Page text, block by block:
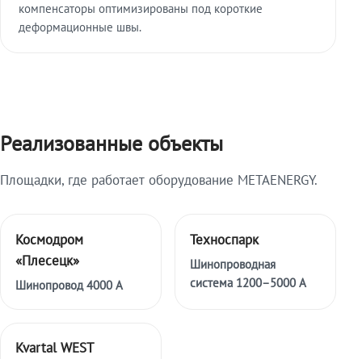
компенсаторы оптимизированы под короткие
деформационные швы.
Реализованные объекты
Площадки, где работает оборудование METAENERGY.
Космодром
«Плесецк»
Шинопровод 4000 А
Техноспарк
Шинопроводная
система 1200–5000 А
Kvartal WEST